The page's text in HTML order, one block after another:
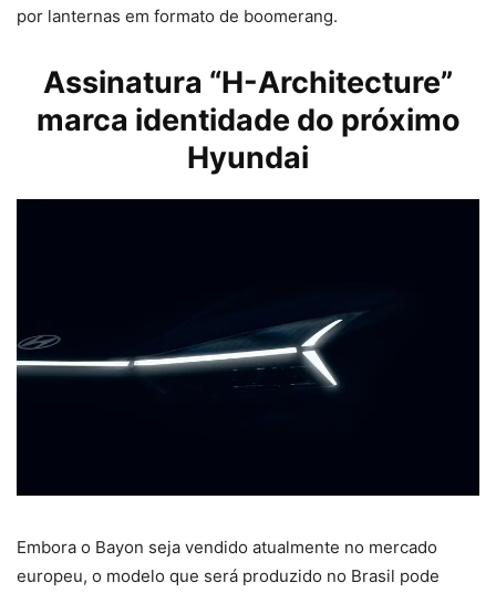
por lanternas em formato de boomerang.
Assinatura “H-Architecture”
marca identidade do próximo
Hyundai
Embora o Bayon seja vendido atualmente no mercado
europeu, o modelo que será produzido no Brasil pode